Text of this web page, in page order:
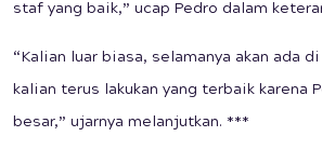
staf yang baik,” ucap Pedro dalam
“Kalian luar biasa, selamanya akan ada
kalian terus lakukan yang terbaik karena
besar,” ujarnya melanjutkan. ***